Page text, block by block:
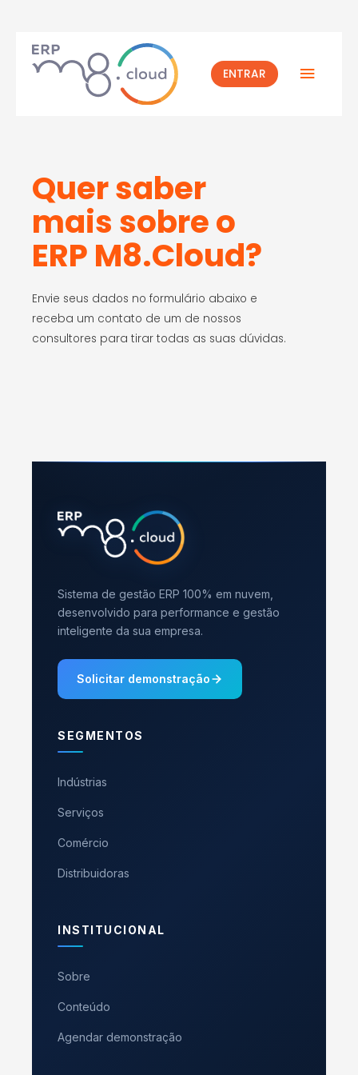
ENTRAR
Quer saber
mais sobre o
ERP M8.Cloud?
Envie seus dados no formulário abaixo e
receba um contato de um de nossos
consultores para tirar todas as suas dúvidas.
Sistema de gestão ERP 100% em nuvem,
desenvolvido para performance e gestão
inteligente da sua empresa.
Solicitar demonstração
SEGMENTOS
Indústrias
Serviços
Comércio
Distribuidoras
INSTITUCIONAL
Sobre
Conteúdo
Agendar demonstração